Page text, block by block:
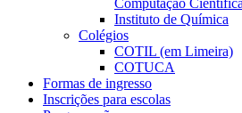
Instituto de Química
Colégios
COTIL (em Limeira)
COTUCA
Formas de ingresso
Inscrições para escolas